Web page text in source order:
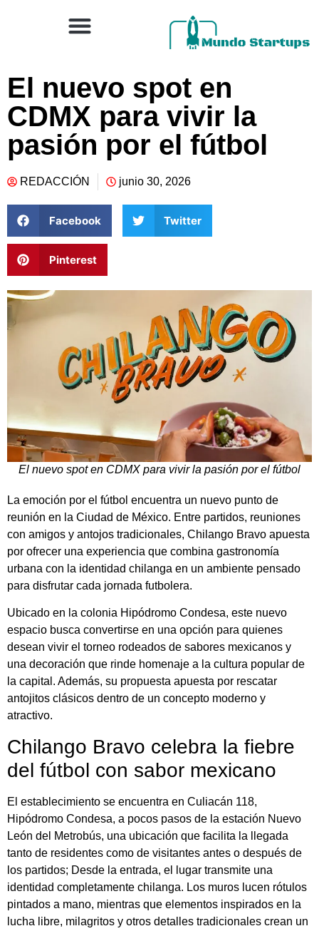
El nuevo spot en
CDMX para vivir la
pasión por el fútbol
REDACCIÓN junio 30, 2026
Facebook Twitter
Pinterest
El nuevo spot en CDMX para vivir la pasión por el fútbol
La emoción por el fútbol encuentra un nuevo punto de
reunión en la Ciudad de México. Entre partidos, reuniones
con amigos y antojos tradicionales, Chilango Bravo apuesta
por ofrecer una experiencia que combina gastronomía
urbana con la identidad chilanga en un ambiente pensado
para disfrutar cada jornada futbolera.
Ubicado en la colonia Hipódromo Condesa, este nuevo
espacio busca convertirse en una opción para quienes
desean vivir el torneo rodeados de sabores mexicanos y
una decoración que rinde homenaje a la cultura popular de
la capital. Además, su propuesta apuesta por rescatar
antojitos clásicos dentro de un concepto moderno y
atractivo.
Chilango Bravo celebra la fiebre
del fútbol con sabor mexicano
El establecimiento se encuentra en Culiacán 118,
Hipódromo Condesa, a pocos pasos de la estación Nuevo
León del Metrobús, una ubicación que facilita la llegada
tanto de residentes como de visitantes antes o después de
los partidos; Desde la entrada, el lugar transmite una
identidad completamente chilanga. Los muros lucen rótulos
pintados a mano, mientras que elementos inspirados en la
lucha libre, milagritos y otros detalles tradicionales crean un